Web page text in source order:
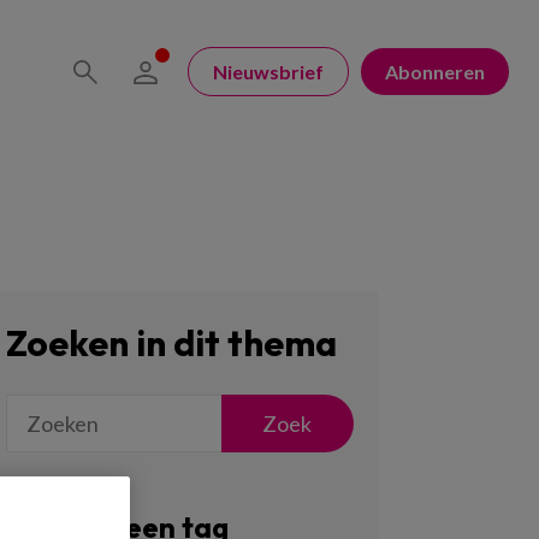
Nieuwsbrief Abonneren
Zoeken in dit thema
Zoek
Filter op een tag